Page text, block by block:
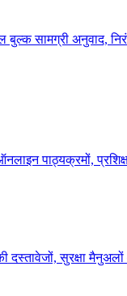
सामग्री अनुवाद,
ऑनलाइन पाठ्यक्रमों,
दस्तावेजों, सुरक्षा